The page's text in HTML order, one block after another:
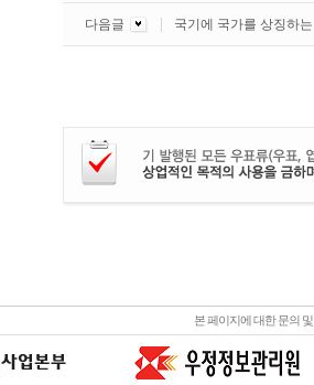
다음글 국기에 국가를 상징하
본 페이지에 대한 문의